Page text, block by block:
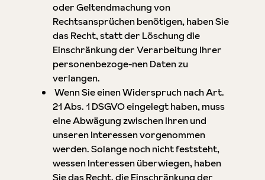
oder Geltendmachung von
Rechtsansprüchen benötigen, haben Sie
das Recht, statt der Löschung die
Einschränkung der Verarbeitung Ihrer
personenbezoge-nen Daten zu
verlangen.
Wenn Sie einen Widerspruch nach Art.
21 Abs. 1 DSGVO eingelegt haben, muss
eine Abwägung zwischen Ihren und
unseren Interessen vorgenommen
werden. Solange noch nicht feststeht,
wessen Interessen überwiegen, haben
Sie das Recht, die Einschränkung der